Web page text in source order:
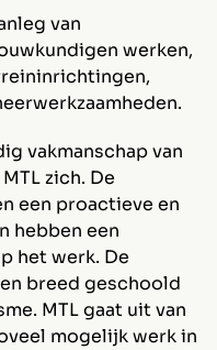
van
werken,
vakmanschap van
zich. De
een proactieve en
hebben een
het werk. De
breed geschoold
MTL gaat uit van
mogelijk werk in